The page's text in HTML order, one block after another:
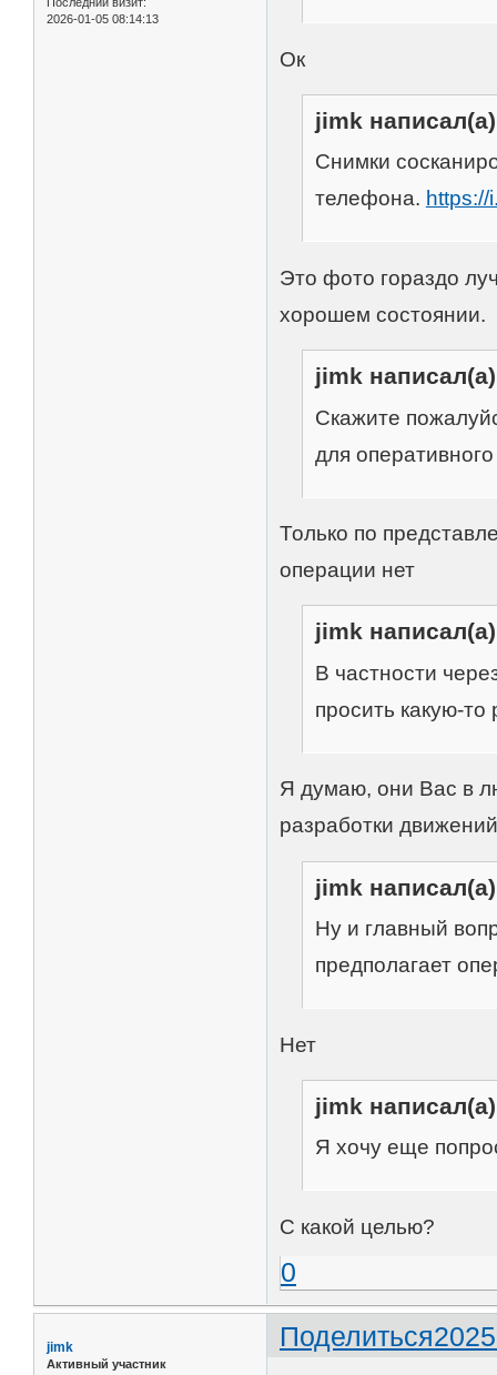
2026-01-05 08:14:13
Ок
jimk
Cнимки
телефона.
Это фото гораздо
хорошем состоянии.
jimk
Скажите
для
Только по
операции нет
jimk
В частности
просить какую-
Я думаю, они Вас в
разработки
jimk
Ну и главный
предполагает
Нет
jimk
Я хочу еще
С какой целью?
0
Поделиться
jimk
Активный участник